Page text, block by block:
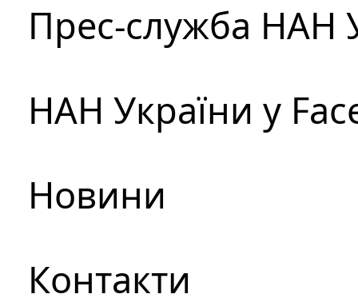
Прес-служба НАН
НАН України у
Новини
Контакти